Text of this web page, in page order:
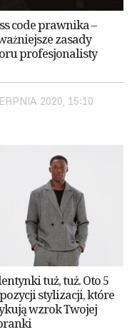
code prawnika –
zasady
profesjonalisty
2020, 15:10
tuż, tuż. Oto 5
stylizacji, które
wzrok Twojej